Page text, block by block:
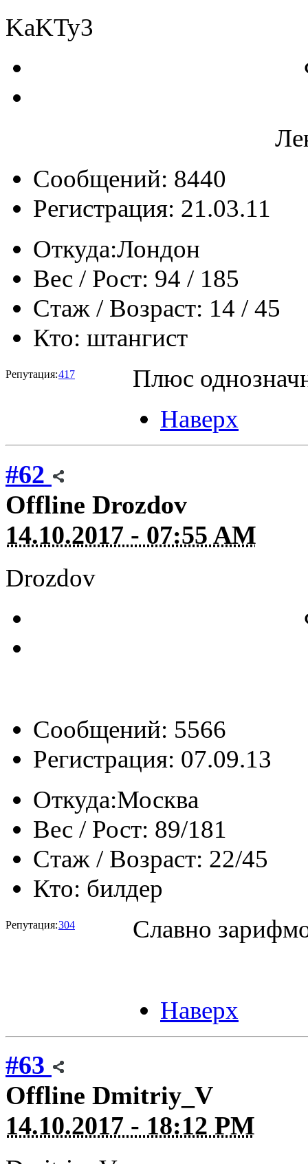
KaKTy3
Сообщений: 8440
Регистрация: 21.03.11
Откуда:Лондон
Вес / Рост: 94 / 185
Стаж / Возраст: 14 / 45
Кто: штангист
Репутация:417
Плюс
Наверх
#62
Offline Drozdov
14.10.2017 - 07:55 AM
Drozdov
Сообщений: 5566
Регистрация: 07.09.13
Откуда:Москва
Вес / Рост: 89/181
Стаж / Возраст: 22/45
Кто: билдер
Репутация:304 Славно
Наверх
#63
Offline Dmitriy_V
14.10.2017 - 18:12 PM